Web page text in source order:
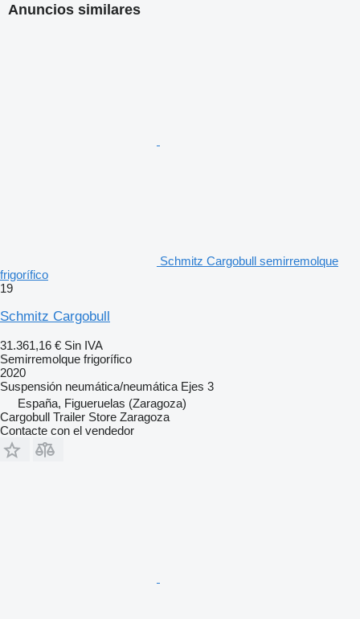
Anuncios similares
Schmitz Cargobull semirremolque
frigorífico
19
Schmitz Cargobull
31.361,16 € Sin IVA
Semirremolque frigorífico
2020
Suspensión neumática/neumática Ejes 3
España, Figueruelas (Zaragoza)
Cargobull Trailer Store Zaragoza
Contacte con el vendedor